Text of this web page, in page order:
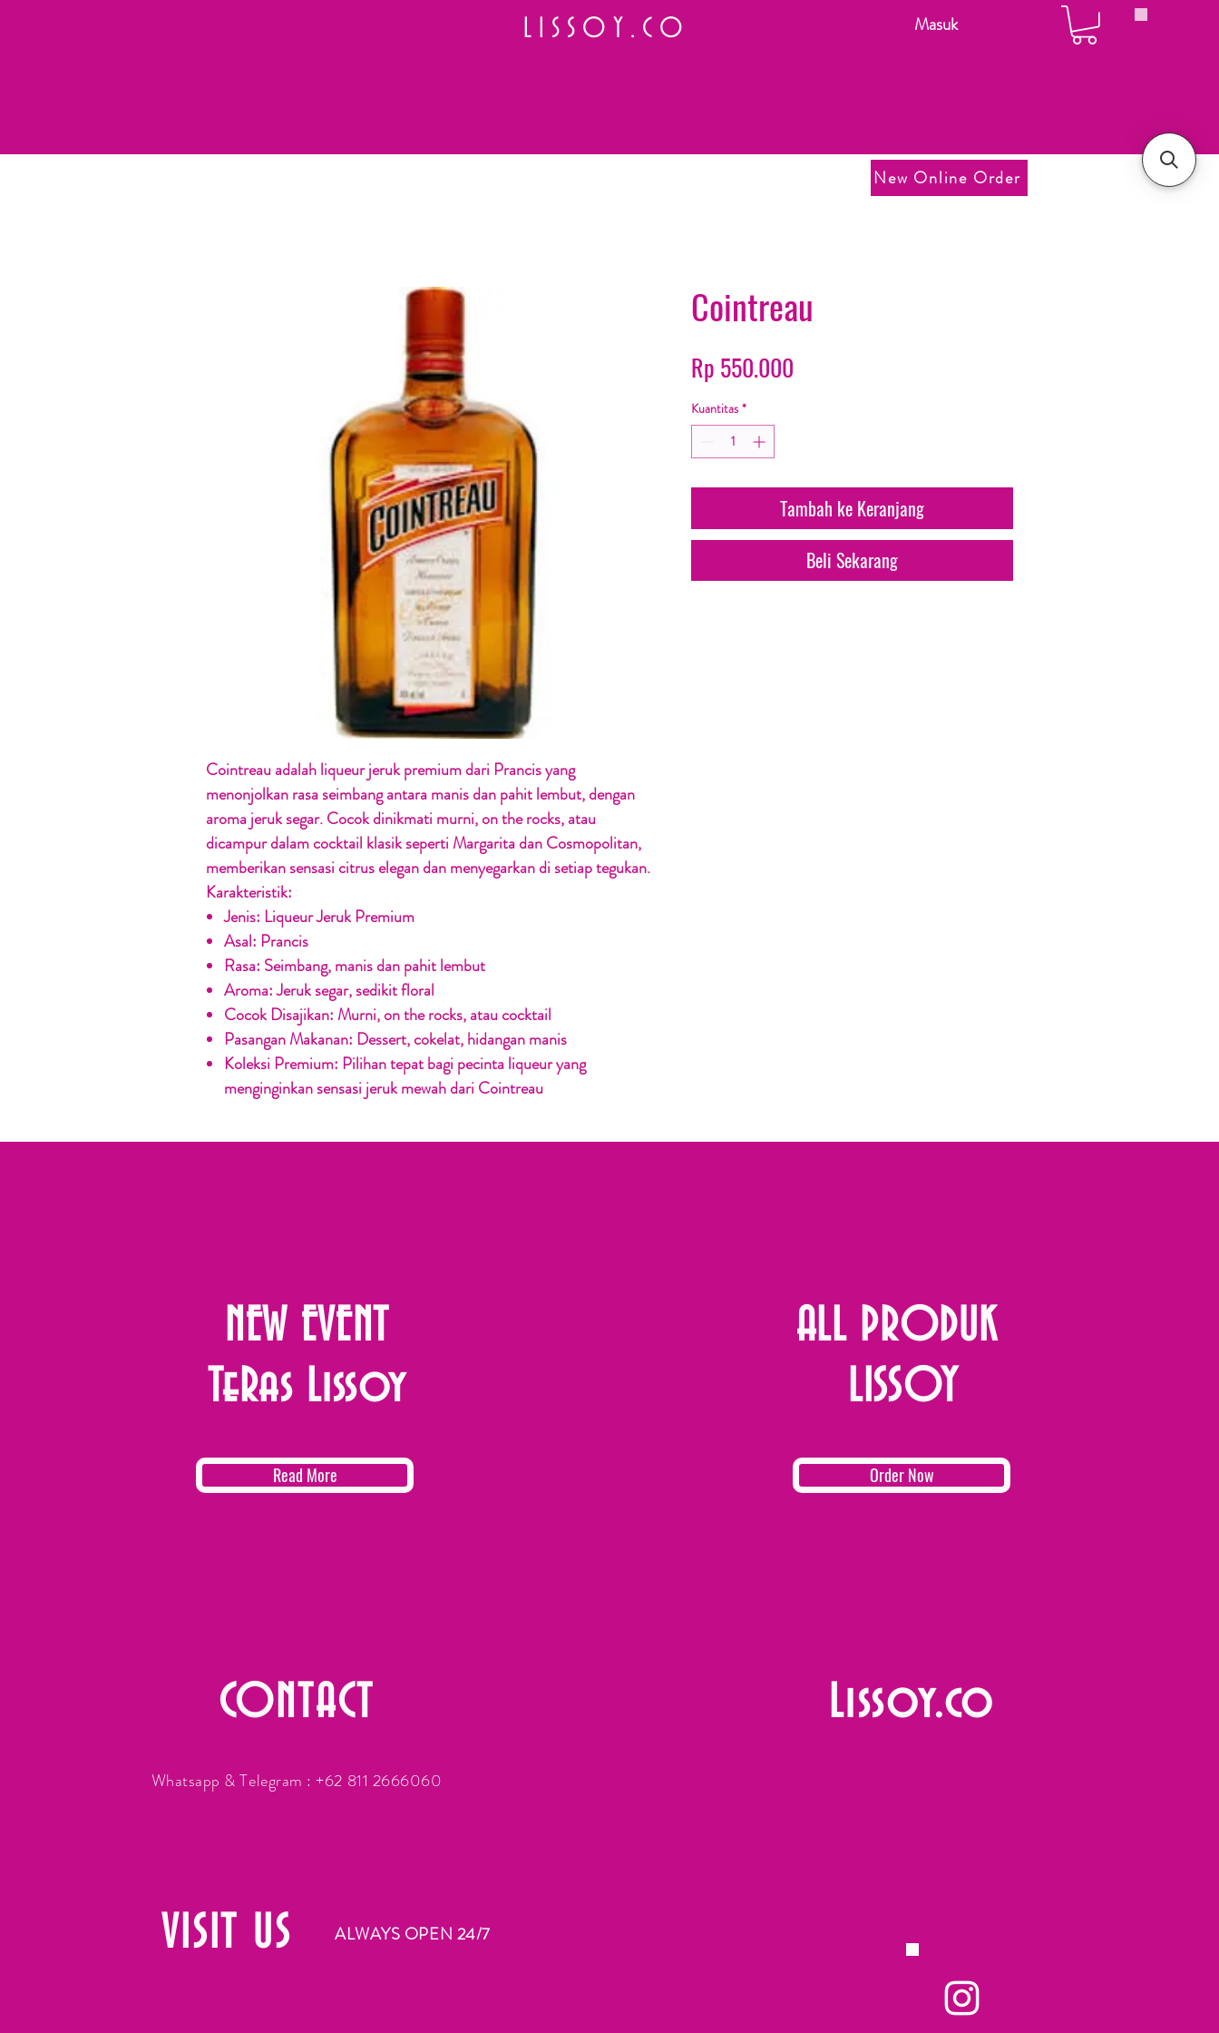
L I S S O Y . C O Masuk
Cointreau adalah liqueur jeruk premium dari Prancis yang
menonjolkan rasa seimbang antara manis dan pahit lembut, dengan
aroma jeruk segar. Cocok dinikmati murni, on the rocks, atau
dicampur dalam cocktail klasik seperti Margarita dan Cosmopolitan,
memberikan sensasi citrus elegan dan menyegarkan di setiap tegukan.
Karakteristik:
Jenis: Liqueur Jeruk Premium
Asal: Prancis
Rasa: Seimbang, manis dan pahit lembut
Aroma:Jeruk segar, sedikit floral
Cocok Disajikan: Murni, on the rocks, atau cocktail
Pasangan Makanan: Dessert, cokelat, hidangan manis
Koleksi Premium: Pilihan tepat bagi pecinta liqueur yang
menginginkan sensasi jeruk mewah dari Cointreau
Cointreau
Rp 550.000
Kuantitas *
Tambah ke Keranjang
Beli Sekarang
New Online Order
NEW EVENT
TeRas Lissoy
Read More
ALL PRODUK
LISSOY
Order Now
CONTACT
Whatsapp & Telegram : +62 811 2666060
Lissoy.co
VISIT US ALWAYS OPEN 24/7